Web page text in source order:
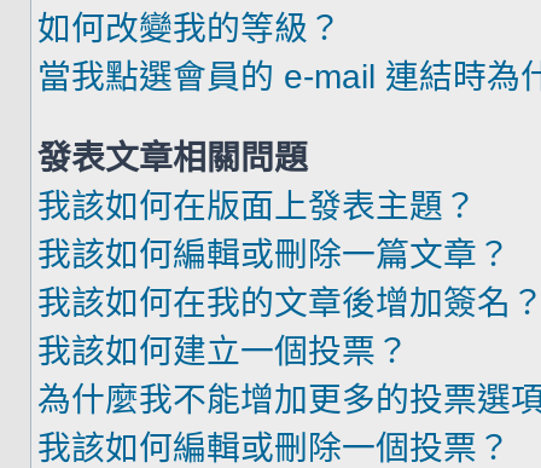
如何改變我的等級？
當我點選會員的 e-mail 連結時為
發表文章相關問題
我該如何在版面上發表主題？
我該如何編輯或刪除一篇文章？
我該如何在我的文章後增加簽名
我該如何建立一個投票？
為什麼我不能增加更多的投票選
我該如何編輯或刪除一個投票？